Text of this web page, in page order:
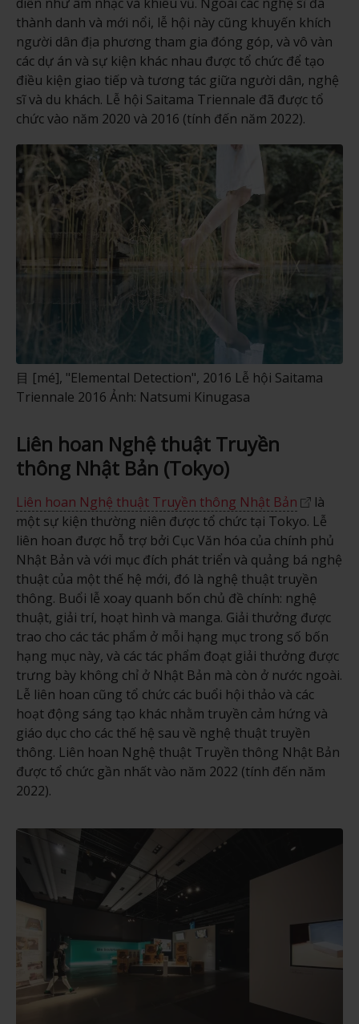
thành danh và mới nổi, lễ hội này cũng khuyến khích
người dân địa phương tham gia đóng góp, và vô vàn
các dự án và sự kiện khác nhau được tổ chức để tạo
điều kiện giao tiếp và tương tác giữa người dân, nghệ
sĩ và du khách. Lễ hội Saitama Triennale đã được tổ
chức vào năm 2020 và 2016 (tính đến năm 2022).
目 [mé], "Elemental Detection", 2016 Lễ hội Saitama
Triennale 2016 Ảnh: Natsumi Kinugasa
Liên hoan Nghệ thuật Truyền
thông Nhật Bản (Tokyo)
Liên hoan Nghệ thuật Truyền thông Nhật Bản
là
một sự kiện thường niên được tổ chức tại Tokyo. Lễ
liên hoan được hỗ trợ bởi Cục Văn hóa của chính phủ
Nhật Bản và với mục đích phát triển và quảng bá nghệ
thuật của một thế hệ mới, đó là nghệ thuật truyền
thông. Buổi lễ xoay quanh bốn chủ đề chính: nghệ
thuật, giải trí, hoạt hình và manga. Giải thưởng được
trao cho các tác phẩm ở mỗi hạng mục trong số bốn
hạng mục này, và các tác phẩm đoạt giải thưởng được
trưng bày không chỉ ở Nhật Bản mà còn ở nước ngoài.
Lễ liên hoan cũng tổ chức các buổi hội thảo và các
hoạt động sáng tạo khác nhằm truyền cảm hứng và
giáo dục cho các thế hệ sau về nghệ thuật truyền
thông. Liên hoan Nghệ thuật Truyền thông Nhật Bản
được tổ chức gần nhất vào năm 2022 (tính đến năm
2022).